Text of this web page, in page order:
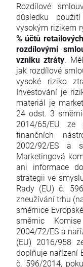
Rozdílové
důsledku
vysokým rizikem
% účtů
rozdílovými
vzniku ztráty.
jak rozdílové
vysoké riziko
Investování je
materiál je
24 odst. 3
2014/65/EU
finančních
2002/92/ES a
Marketingová
ani informace
strategii ve
Rady (EU) č.
zneužívání trhu
směrnice
směrnic
2004/72/ES a
(EU) 2016/958
doplňuje nařízení
č. 596/2014,